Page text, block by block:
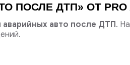
ДТП» ОТ PRO
авто после ДТП.